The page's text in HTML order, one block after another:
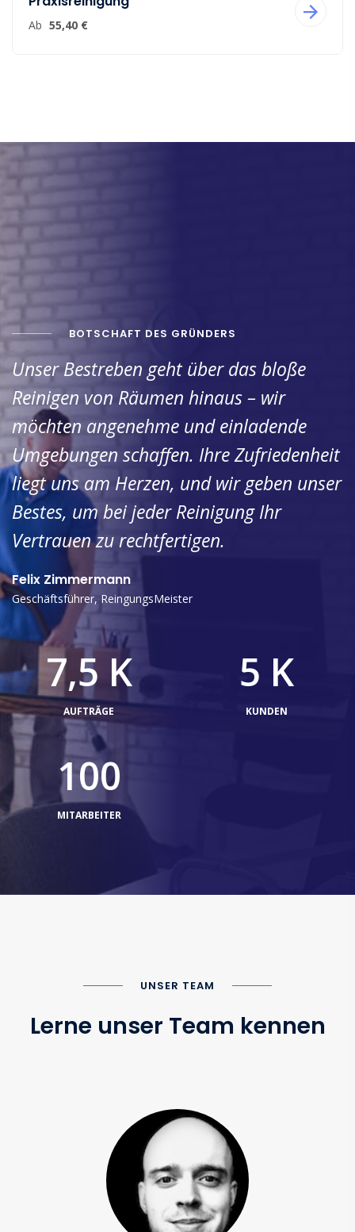
Ab 55,40 €
BOTSCHAFT DES GRÜNDERS
Unser Bestreben geht über das bloße
Reinigen von Räumen hinaus – wir
möchten angenehme und einladende
Umgebungen schaffen. Ihre Zufriedenheit
liegt uns am Herzen, und wir geben unser
Bestes, um bei jeder Reinigung Ihr
Vertrauen zu rechtfertigen.
Felix Zimmermann
Geschäftsführer, ReingungsMeister
7,5 K
AUFTRÄGE
5 K
KUNDEN
100
MITARBEITER
UNSER TEAM
Lerne unser Team kennen